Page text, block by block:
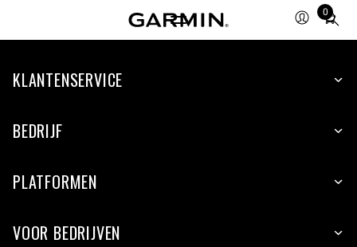
0
Total
items
cart:
KLANTENSERVICE
BEDRIJF
PLATFORMEN
VOOR BEDRIJVEN